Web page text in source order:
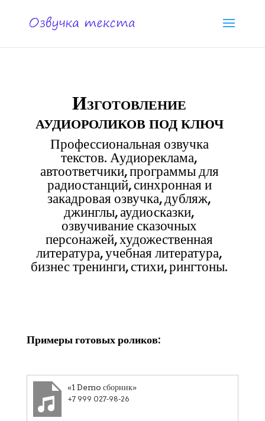
Изготовление
аудиороликов под ключ
Профессиональная озвучка
текстов. Аудиореклама,
автоответчики, программы для
радиостанций, синхронная и
закадровая озвучка, дубляж,
джинглы, аудиосказки,
озвучивание сказочных
персонажей, художественная
литература, учебная литература,
бизнес тренинги, стихи, рингтоны.
Примеры готовых роликов:
«1 Demo сборник»
+7 999 027-98-26